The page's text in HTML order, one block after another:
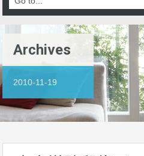
Archives
2010-11-19